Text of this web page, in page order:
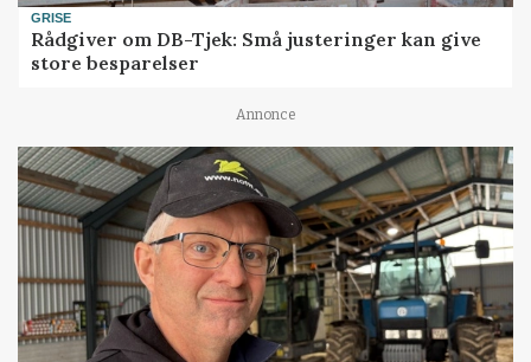
GRISE
Rådgiver om DB-Tjek: Små justeringer kan give
store besparelser
Annonce